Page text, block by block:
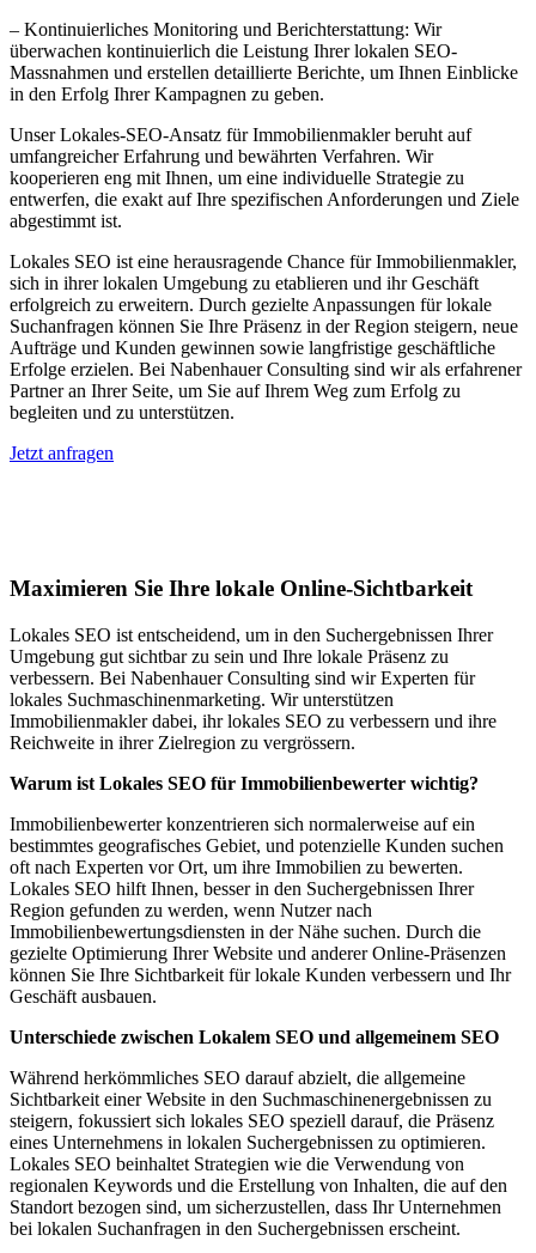
– Kontinuierliches Monitoring und Berichterstattung: Wir
überwachen kontinuierlich die Leistung Ihrer lokalen SEO-
Massnahmen und erstellen detaillierte Berichte, um Ihnen Einblicke
in den Erfolg Ihrer Kampagnen zu geben.
Unser Lokales-SEO-Ansatz für Immobilienmakler beruht auf
umfangreicher Erfahrung und bewährten Verfahren. Wir
kooperieren eng mit Ihnen, um eine individuelle Strategie zu
entwerfen, die exakt auf Ihre spezifischen Anforderungen und Ziele
abgestimmt ist.
Lokales SEO ist eine herausragende Chance für Immobilienmakler,
sich in ihrer lokalen Umgebung zu etablieren und ihr Geschäft
erfolgreich zu erweitern. Durch gezielte Anpassungen für lokale
Suchanfragen können Sie Ihre Präsenz in der Region steigern, neue
Aufträge und Kunden gewinnen sowie langfristige geschäftliche
Erfolge erzielen. Bei Nabenhauer Consulting sind wir als erfahrener
Partner an Ihrer Seite, um Sie auf Ihrem Weg zum Erfolg zu
begleiten und zu unterstützen.
Jetzt anfragen
Maximieren Sie Ihre lokale Online-Sichtbarkeit
Lokales SEO ist entscheidend, um in den Suchergebnissen Ihrer
Umgebung gut sichtbar zu sein und Ihre lokale Präsenz zu
verbessern. Bei Nabenhauer Consulting sind wir Experten für
lokales Suchmaschinenmarketing. Wir unterstützen
Immobilienmakler dabei, ihr lokales SEO zu verbessern und ihre
Reichweite in ihrer Zielregion zu vergrössern.
Warum ist Lokales SEO für Immobilienbewerter wichtig?
Immobilienbewerter konzentrieren sich normalerweise auf ein
bestimmtes geografisches Gebiet, und potenzielle Kunden suchen
oft nach Experten vor Ort, um ihre Immobilien zu bewerten.
Lokales SEO hilft Ihnen, besser in den Suchergebnissen Ihrer
Region gefunden zu werden, wenn Nutzer nach
Immobilienbewertungsdiensten in der Nähe suchen. Durch die
gezielte Optimierung Ihrer Website und anderer Online-Präsenzen
können Sie Ihre Sichtbarkeit für lokale Kunden verbessern und Ihr
Geschäft ausbauen.
Unterschiede zwischen Lokalem SEO und allgemeinem SEO
Während herkömmliches SEO darauf abzielt, die allgemeine
Sichtbarkeit einer Website in den Suchmaschinenergebnissen zu
steigern, fokussiert sich lokales SEO speziell darauf, die Präsenz
eines Unternehmens in lokalen Suchergebnissen zu optimieren.
Lokales SEO beinhaltet Strategien wie die Verwendung von
regionalen Keywords und die Erstellung von Inhalten, die auf den
Standort bezogen sind, um sicherzustellen, dass Ihr Unternehmen
bei lokalen Suchanfragen in den Suchergebnissen erscheint.